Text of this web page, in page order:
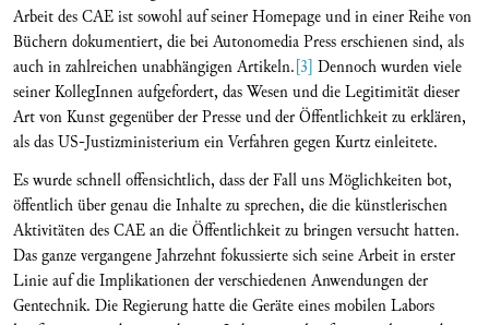
Arbeit des CAE ist sowohl auf seiner Homepage und in einer Reihe von
Büchern dokumentiert, die bei Autonomedia Press erschienen sind, als
auch in zahlreichen unabhängigen Artikeln.[3] Dennoch wurden viele
seiner KollegInnen aufgefordert, das Wesen und die Legitimität dieser
Art von Kunst gegenüber der Presse und der Öffentlichkeit zu erklären,
als das US-Justizministerium ein Verfahren gegen Kurtz einleitete.
Es wurde schnell offensichtlich, dass der Fall uns Möglichkeiten bot,
öffentlich über genau die Inhalte zu sprechen, die die künstlerischen
Aktivitäten des CAE an die Öffentlichkeit zu bringen versucht hatten.
Das ganze vergangene Jahrzehnt fokussierte sich seine Arbeit in erster
Linie auf die Implikationen der verschiedenen Anwendungen der
Gentechnik. Die Regierung hatte die Geräte eines mobilen Labors